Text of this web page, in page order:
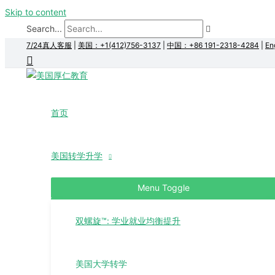
Skip to content
Search...
7/24真人客服 美国：+1(412)756-3137 中国：+86 191-2318-4284
首页
美国转学升学
Menu Toggle
双螺旋™: 学业就业均衡提升
美国大学转学